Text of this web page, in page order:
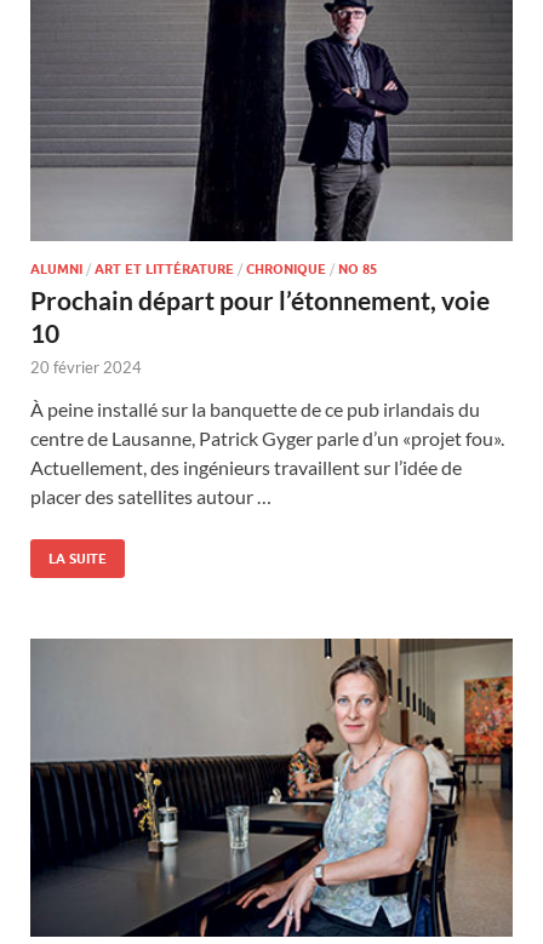
ALUMNI / ART ET LITTÉRATURE / CHRONIQUE / NO 85
Prochain départ pour l’étonnement, voie
10
20 février 2024
À peine installé sur la banquette de ce pub irlandais du
centre de Lausanne, Patrick Gyger parle d’un «projet fou».
Actuellement, des ingénieurs travaillent sur l’idée de
placer des satellites autour …
LA SUITE